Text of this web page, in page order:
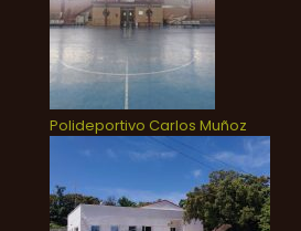
Polideportivo Carlos Muñoz